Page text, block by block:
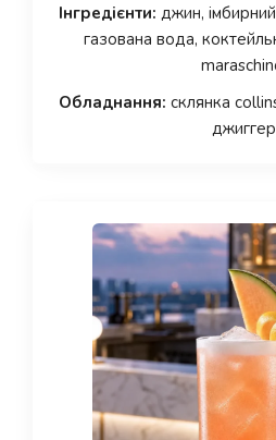
Інгредієнти: джин, імбирний
газована вода,
Обладнання: склянка
джиггер